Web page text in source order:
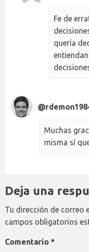
Fe de
quería
Muchas
misma sí
Deja una
Tu dirección de correo
campos obligatorios
Comentario *